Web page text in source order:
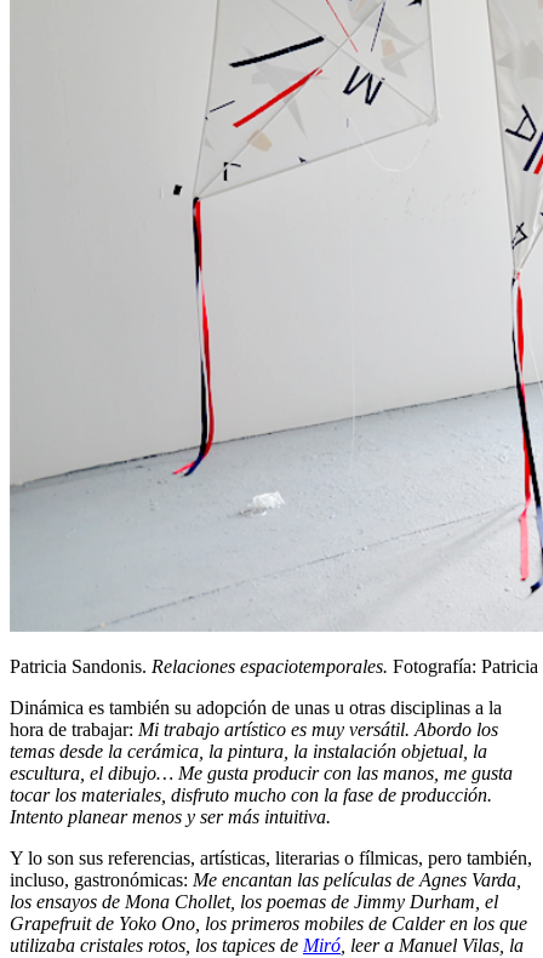
Patricia Sandonis. Relaciones espaciotemporales. Fotografía: Patricia
Dinámica es también su adopción de unas u otras disciplinas a la
hora de trabajar: Mi trabajo artístico es muy versátil. Abordo los
temas desde la cerámica, la pintura, la instalación objetual, la
escultura, el dibujo… Me gusta producir con las manos, me gusta
tocar los materiales, disfruto mucho con la fase de producción.
Intento planear menos y ser más intuitiva.
Y lo son sus referencias, artísticas, literarias o fílmicas, pero también,
incluso, gastronómicas: Me encantan las películas de Agnes Varda,
los ensayos de Mona Chollet, los poemas de Jimmy Durham, el
Grapefruit de Yoko Ono, los primeros mobiles de Calder en los que
utilizaba cristales rotos, los tapices de Miró , leer a Manuel Vilas, la